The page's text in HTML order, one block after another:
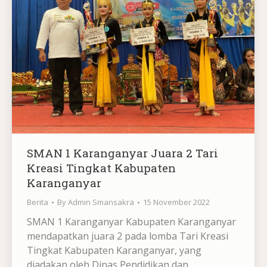
SMAN 1 Karanganyar Juara 2 Tari
Kreasi Tingkat Kabupaten
Karanganyar
Berita ByAdmin Smansakra 15 November 2022
SMAN 1 Karanganyar Kabupaten Karanganyar
mendapatkan juara 2 pada lomba Tari Kreasi
Tingkat Kabupaten Karanganyar, yang